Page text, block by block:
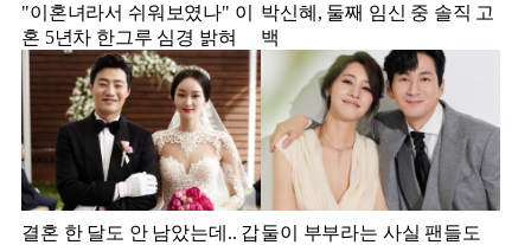
"이혼녀라서 쉬워보였나" 이
혼 5년차 한그루 심경 밝혀
박신혜, 둘째 임신 중 솔직 고
백
결혼 한 달도 안 남았는데.. 갑둘이 부부라는 사실 팬들도